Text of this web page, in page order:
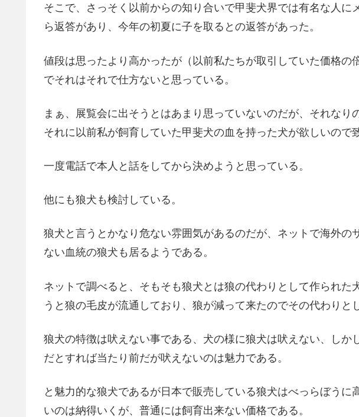
そこで、さっそく以前からの知り合いで甲斐犬界では有名な人に
ら返答があり、今年の初夏に子を取るとの返答があった。
値段は思ったより高かったが（以前私たちが取引していた価格の
でそれはそれで仕方ないと思っている。
まぁ、展覧会に出そうとはあまり思っていないのだが、それなり
それに以前私が飼育していた甲斐犬の血を持った犬が欲しいので
一度電話で本人と話をしてから決めようと思っている。
他にも狼犬も検討している。
狼犬と言うとかなり危ない雰囲気があるのだが、ネットで海外の
ない血統の狼犬も居るようである。
ネットで調べると、そもそも狼犬とは狼の代わりとして作られた
うと狼の毛皮が流通しており、狼が減って来たのでその代わりと
狼犬の特徴は吠えない事である、犬の様に狼犬は吠えない、しか
だとすれば当たり前だが吠えないのは魅力である。
と魅力的な狼犬であるが日本で販売している狼犬はべっらぼうに
いのは納得いくが、普通には飼育出来ない価格である。